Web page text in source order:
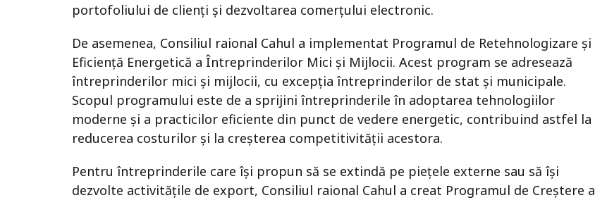
portofoliului de clienți și dezvoltarea comerțului electronic.
De asemenea, Consiliul raional Cahul a implementat Programul de Retehnologizare și
Eficiență Energetică a Întreprinderilor Mici și Mijlocii. Acest program se adresează
întreprinderilor mici și mijlocii, cu excepția întreprinderilor de stat și municipale.
Scopul programului este de a sprijini întreprinderile în adoptarea tehnologiilor
moderne și a practicilor eficiente din punct de vedere energetic, contribuind astfel la
reducerea costurilor și la creșterea competitivității acestora.
Pentru întreprinderile care își propun să se extindă pe piețele externe sau să își
dezvolte activitățile de export, Consiliul raional Cahul a creat Programul de Creștere a